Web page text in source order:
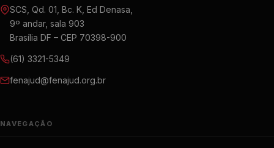
SCS, Qd. 01, Bc. K, Ed Denasa,
9º andar, sala 903
Brasília DF – CEP 70398-900
(61) 3321-5349
fenajud@fenajud.org.br
NAVEGAÇÃO